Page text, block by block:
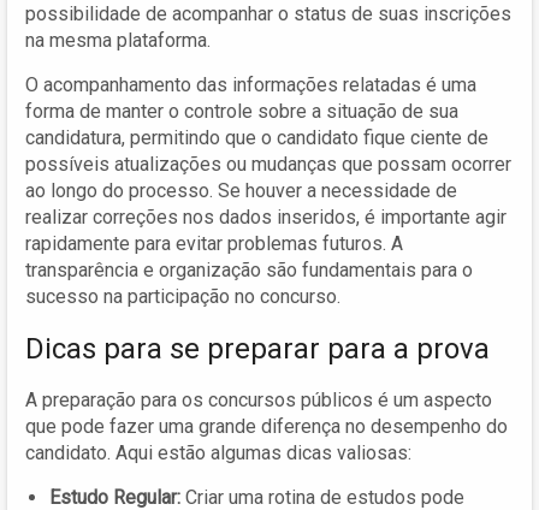
possibilidade de acompanhar o status de suas inscrições
na mesma plataforma.
O acompanhamento das informações relatadas é uma
forma de manter o controle sobre a situação de sua
candidatura, permitindo que o candidato fique ciente de
possíveis atualizações ou mudanças que possam ocorrer
ao longo do processo. Se houver a necessidade de
realizar correções nos dados inseridos, é importante agir
rapidamente para evitar problemas futuros. A
transparência e organização são fundamentais para o
sucesso na participação no concurso.
Dicas para se preparar para a prova
A preparação para os concursos públicos é um aspecto
que pode fazer uma grande diferença no desempenho do
candidato. Aqui estão algumas dicas valiosas:
Estudo Regular: Criar uma rotina de estudos pode